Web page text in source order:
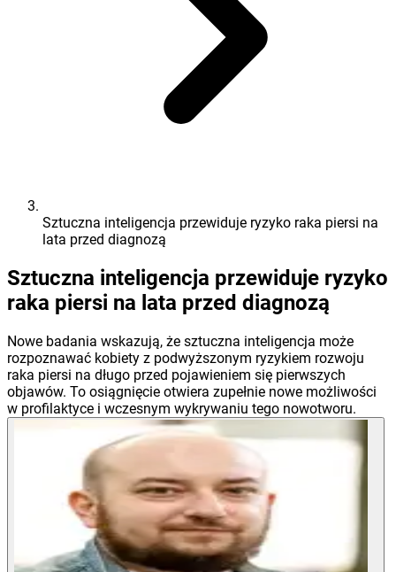
Sztuczna inteligencja przewiduje ryzyko raka piersi na
lata przed diagnozą
Sztuczna inteligencja przewiduje ryzyko
raka piersi na lata przed diagnozą
Nowe badania wskazują, że sztuczna inteligencja może
rozpoznawać kobiety z podwyższonym ryzykiem rozwoju
raka piersi na długo przed pojawieniem się pierwszych
objawów. To osiągnięcie otwiera zupełnie nowe możliwości
w profilaktyce i wczesnym wykrywaniu tego nowotworu.